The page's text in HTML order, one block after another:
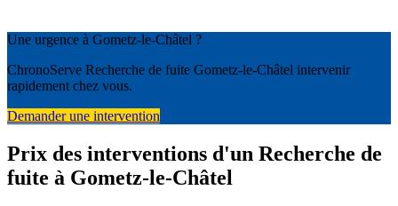
Une urgence à Gometz-le-Châtel ?
ChronoServe Recherche de fuite Gometz-le-Châtel intervenir
rapidement chez vous.
Demander une intervention
Prix des interventions d'un Recherche de
fuite à Gometz-le-Châtel